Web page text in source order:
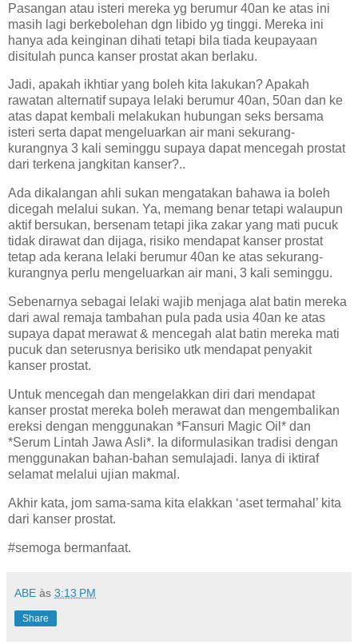
Pasangan atau isteri mereka yg berumur 40an ke atas ini
masih lagi berkebolehan dgn libido yg tinggi. Mereka ini
hanya ada keinginan dihati tetapi bila tiada keupayaan
disitulah punca kanser prostat akan berlaku.
Jadi, apakah ikhtiar yang boleh kita lakukan? Apakah
rawatan alternatif supaya lelaki berumur 40an, 50an dan ke
atas dapat kembali melakukan hubungan seks bersama
isteri serta dapat mengeluarkan air mani sekurang-
kurangnya 3 kali seminggu supaya dapat mencegah prostat
dari terkena jangkitan kanser?..
Ada dikalangan ahli sukan mengatakan bahawa ia boleh
dicegah melalui sukan. Ya, memang benar tetapi walaupun
aktif bersukan, bersenam tetapi jika zakar yang mati pucuk
tidak dirawat dan dijaga, risiko mendapat kanser prostat
tetap ada kerana lelaki berumur 40an ke atas sekurang-
kurangnya perlu mengeluarkan air mani, 3 kali seminggu.
Sebenarnya sebagai lelaki wajib menjaga alat batin mereka
dari awal remaja tambahan pula pada usia 40an ke atas
supaya dapat merawat & mencegah alat batin mereka mati
pucuk dan seterusnya berisiko utk mendapat penyakit
kanser prostat.
Untuk mencegah dan mengelakkan diri dari mendapat
kanser prostat mereka boleh merawat dan mengembalikan
ereksi dengan menggunakan *Fansuri Magic Oil* dan
*Serum Lintah Jawa Asli*. Ia diformulasikan tradisi dengan
menggunakan bahan-bahan semulajadi. Ianya di iktiraf
selamat melalui ujian makmal.
Akhir kata, jom sama-sama kita elakkan ‘aset termahal’ kita
dari kanser prostat.
#semoga bermanfaat.
ABE às 3:13 PM
Share